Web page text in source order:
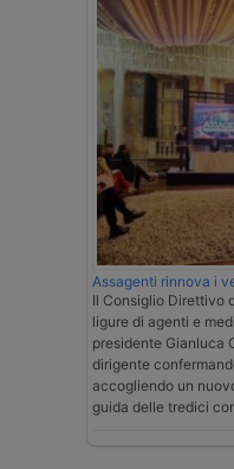
Assagenti rinnova i
Il Consiglio Direttivo
ligure di agenti e
presidente Gianluca
dirigente
accogliendo un
guida delle tredici